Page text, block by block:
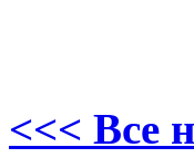
<<< Все